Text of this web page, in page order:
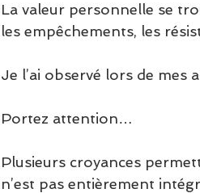
La valeur personnelle se
les empêchements, les
Je l’ai observé lors de mes
Portez attention…
Plusieurs croyances
n’est pas entièrement